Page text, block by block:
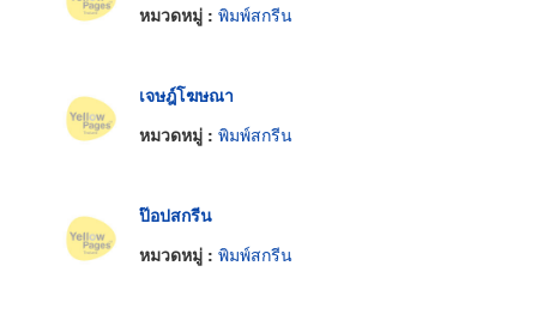
หมวดหมู่ : พิมพ์สกรีน
เจษฎ์โฆษณา
หมวดหมู่ : พิมพ์สกรีน
ป๊อปสกรีน
หมวดหมู่ : พิมพ์สกรีน